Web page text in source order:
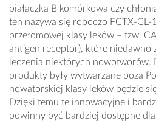
białaczka B komórkowa czy
ten nazywa się roboczo FCTX-CL-
przełomowej klasy leków – tzw.
antigen receptor), które niedawno
leczenia niektórych nowotworów.
produkty były wytwarzane poza
nowatorskiej klasy leków będzie
Dzięki temu te innowacyjne i
powinny być bardziej dostępne